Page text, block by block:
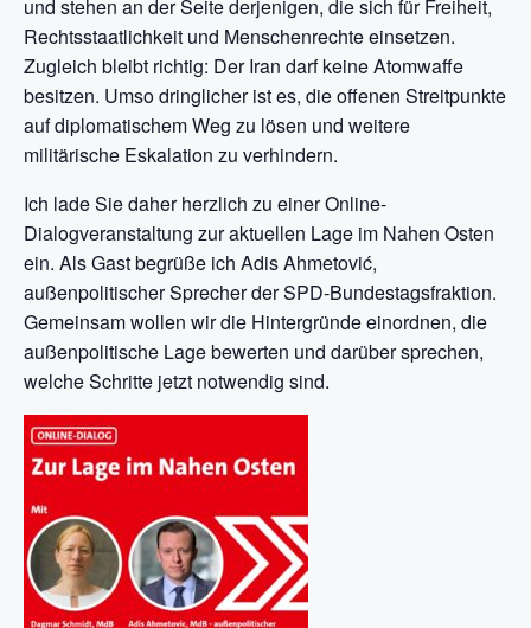
und stehen an der Seite derjenigen, die sich für Freiheit,
Rechtsstaatlichkeit und Menschenrechte einsetzen.
Zugleich bleibt richtig: Der Iran darf keine Atomwaffe
besitzen. Umso dringlicher ist es, die offenen Streitpunkte
auf diplomatischem Weg zu lösen und weitere
militärische Eskalation zu verhindern.
Ich lade Sie daher herzlich zu einer Online-
Dialogveranstaltung zur aktuellen Lage im Nahen Osten
ein. Als Gast begrüße ich Adis Ahmetović,
außenpolitischer Sprecher der SPD-Bundestagsfraktion.
Gemeinsam wollen wir die Hintergründe einordnen, die
außenpolitische Lage bewerten und darüber sprechen,
welche Schritte jetzt notwendig sind.